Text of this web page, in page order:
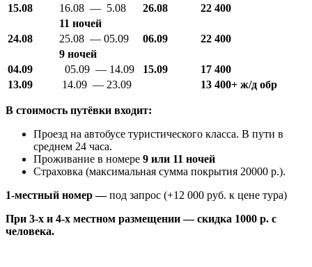
15.08
16.08 — 5.08 26.08
22 400
11 ночей
24.08
25.08 — 05.09 06.09
22 400
9 ночей
04.09
05.09 — 14.09 15.09
17 400
13.09
14.09 — 23.09 13 400+ ж/д обр
В стоимость путёвки входит:
Проезд на автобусе туристического класса. В пути в
среднем 24 часа.
Проживание в номере 9 или 11 ночей
Страховка (максимальная сумма покрытия 20000 р.).
1-местный номер —под запрос (+12 000 руб. к цене тура)
При 3-х и 4-х местном размещении — скидка 1000 р. с
человека.